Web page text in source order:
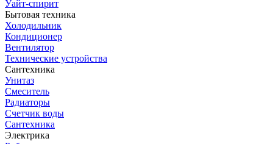
Уайт-спирит
Бытовая техника
Холодильник
Кондиционер
Вентилятор
Технические устройства
Сантехника
Унитаз
Смеситель
Радиаторы
Счетчик воды
Сантехника
Электрика